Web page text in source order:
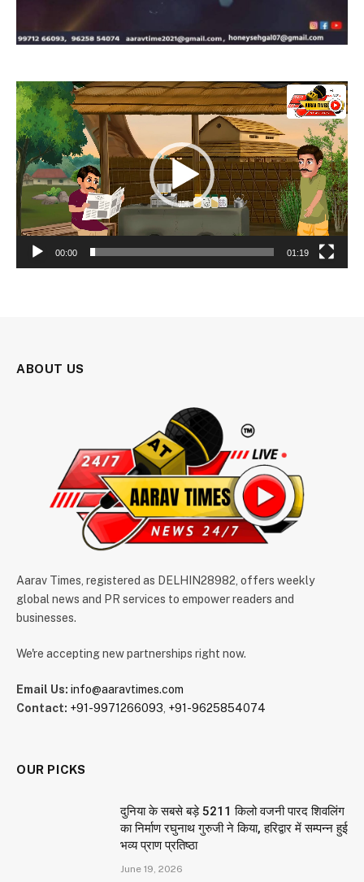
Video
Player
00:00 01:19
ABOUT US
Aarav Times, registered as DELHIN28982, offers weekly
global news and PR services to empower readers and
businesses.
We're accepting new partnerships right now.
Email Us: info@aaravtimes.com
Contact: +91-9971266093 +91-9625854074
OUR PICKS
दुनिया के सबसे बड़े 5211 किलो वजनी पारद शिवलिंग
का निर्माण रघुनाथ गुरुजी ने किया, हरिद्वार में सम्पन्न हुई
भव्य प्राण प्रतिष्ठा
June 19, 2026